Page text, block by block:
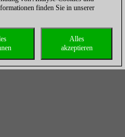
finden Sie in unserer
Alles
akzeptieren